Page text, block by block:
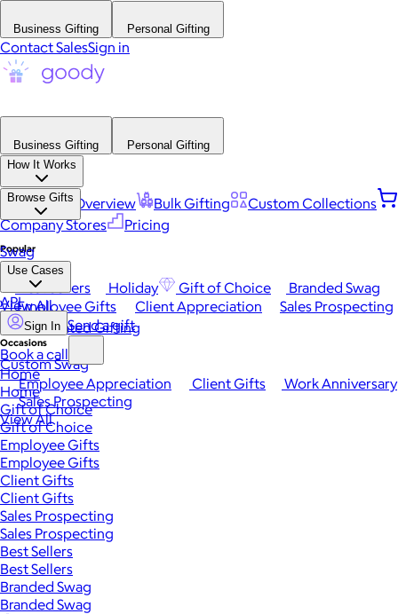
Business Gifting Personal Gifting
Contact SalesSign in
Business Gifting
Personal Gifting
How It Works
Platform Overview Bulk Gifting
Custom Collections
Company Stores
Pricing
Browse Gifts
Popular
Best Sellers Holiday Gift of Choice
Branded Swag
View All
Occasions
Employee Appreciation Client Gifts
Work Anniversary
Sales Prospecting
View All
Swag
Use Cases
Employee Gifts Client Appreciation
Sales Prospecting
Automated Gifting
Custom Swag
API
Sign In Send a gift
Book a call
Home
Home
Gift of Choice
Gift of Choice
Employee Gifts
Employee Gifts
Client Gifts
Client Gifts
Sales Prospecting
Sales Prospecting
Best Sellers
Best Sellers
Branded Swag
Branded Swag